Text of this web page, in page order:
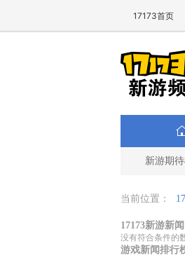
17173首页
新游期
当前位置：
17173新游新
没有符合条件的
游戏新闻排行